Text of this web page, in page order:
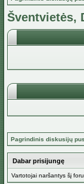
Šventvietės,
Pagrindinis diskusijų
Dabar prisijungę
Vartotojai naršantys šį